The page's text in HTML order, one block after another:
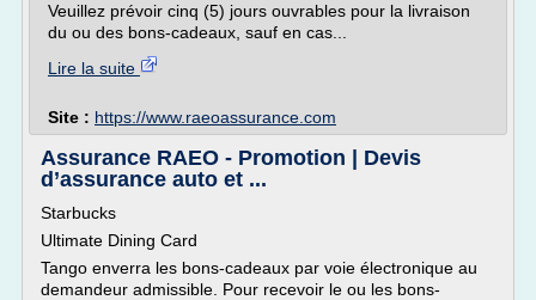
Veuillez prévoir cinq (5) jours ouvrables pour la livraison
du ou des bons-cadeaux, sauf en cas...
Lire la suite
Site : https://www.raeoassurance.com
Assurance RAEO - Promotion | Devis
d’assurance auto et ...
Starbucks
Ultimate Dining Card
Tango enverra les bons-cadeaux par voie électronique au
demandeur admissible. Pour recevoir le ou les bons-